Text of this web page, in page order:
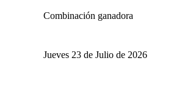
Combinación ganadora
Jueves 23 de Julio de 2026